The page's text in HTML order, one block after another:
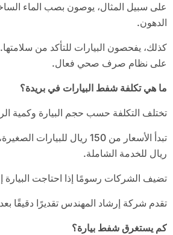
على سبيل المثال، يوصون بصب الماء
الدهون.
كذلك، يفحصون البيارات للتأكد من
على نظام صرف صحي فعال.
ما هي تكلفة شفط البيارات في بريدة؟
تختلف التكلفة حسب حجم البيارة وكمية
ريال للخدمة الشاملة.
تضيف الشركات رسومًا إذا احتاجت
تقدم شركة إرشاد المهندس تقديرًا دقيقًا بعد
كم يستغرق شفط بيارة؟